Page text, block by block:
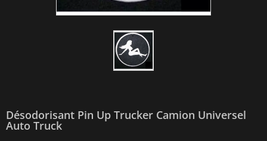
Désodorisant Pin Up Trucker Camion Universel
Auto Truck